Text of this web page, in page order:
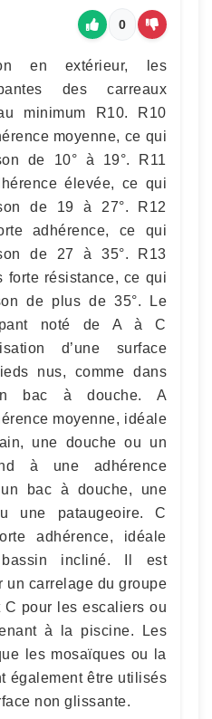
0
en extérieur, les
des carreaux
minimum R10. R10
moyenne, ce qui
de 10° à 19°. R11
élevée, ce qui
de 19 à 27°. R12
adhérence, ce qui
de 27 à 35°. R13
forte résistance, ce qui
de plus de 35°. Le
noté de A à C
d’une surface
nus, comme dans
bac à douche. A
moyenne, idéale
une douche ou un
à une adhérence
bac à douche, une
une pataugeoire. C
adhérence, idéale
incliné. Il est
un carrelage du groupe
C pour les escaliers ou
à la piscine. Les
les mosaïques ou la
également être utilisés
non glissante.